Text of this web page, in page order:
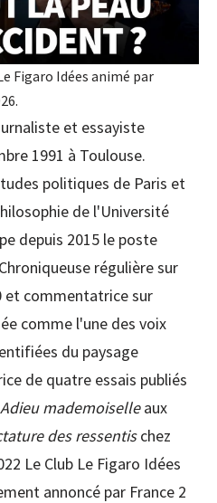
Figaro Idées animé par
et essayiste
1991 à Toulouse.
politiques de Paris et
de l'Université
depuis 2015 le poste
régulière sur
et commentatrice sur
comme l'une des voix
du paysage
de quatre essais publiés
Adieu mademoiselleaux
des ressentischez
Le Club Le Figaro Idées
annoncé par France 2